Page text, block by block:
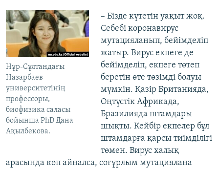
Нұр-Сұлтандағы
Назарбаев
университетінің
профессоры,
биофизика саласы
бойынша PhD Дана
Ақылбекова.
– Бізде күтетін уақыт жоқ.
Себебі коронавирус
мутацияланып, бейімделіп
жатыр. Вирус екпеге де
бейімделіп, екпеге төтеп
беретін өте төзімді болуы
мүмкін. Қазір Британияда,
Оңтүстік Африкада,
Бразилияда штамдары
шықты. Кейбір екпелер бұл
штамдарға қарсы тиімділігі
төмен. Вирус халық
арасында көп айналса, соғұрлым мутациялана